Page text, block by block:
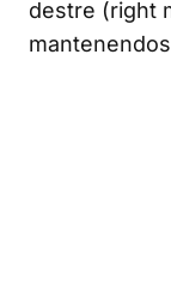
destre (right